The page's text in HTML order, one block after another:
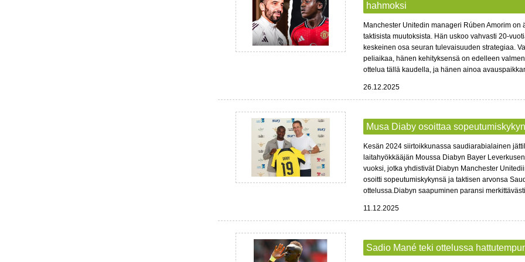
hahmoksi
Manchester Unitedin manageri Rúben Amorim
taktisista muutoksista. Hän uskoo vahvasti 20-
keskeinen osa seuran tulevaisuuden strategiaa.
peliaikaa, hänen kehityksensä on edelleen
ottelua tällä kaudella, ja hänen ainoa
26.12.2025
Musa Diaby osoittaa
Kesän 2024 siirtoikkunassa saudiarabialainen
laitahyökkääjän Moussa Diabyn Bayer
vuoksi, jotka yhdistivät Diabyn Manchester
osoitti sopeutumiskykynsä ja taktisen arvonsa
ottelussa.Diabyn saapuminen paransi
11.12.2025
Sadio Mané teki ottelussa